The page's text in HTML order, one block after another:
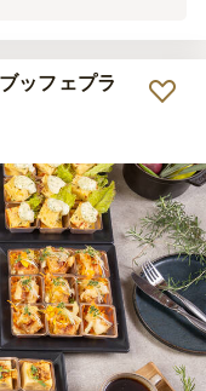
のを夜作業のあるメン
。箸もいらないので、
別の機会で利用したい
ッフェプラ